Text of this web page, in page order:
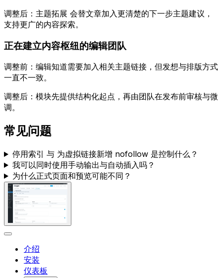
调整后： 主题拓展 会替文章加入更清楚的下一步主题建议，
支持更广的内容探索。
正在建立内容枢纽的编辑团队
调整前：编辑知道需要加入相关主题链接，但发想与排版方式
一直不一致。
调整后：模块先提供结构化起点，再由团队在发布前审核与微
调。
常见问题
停用索引 与 为虚拟链接新增 nofollow是控制什么？
我可以同时使用手动输出与自动插入吗？
为什么正式页面和预览可能不同？
介绍
安装
仪表板